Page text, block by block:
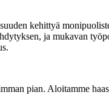
kehittyä
ja mukavan
pian. Aloitamme